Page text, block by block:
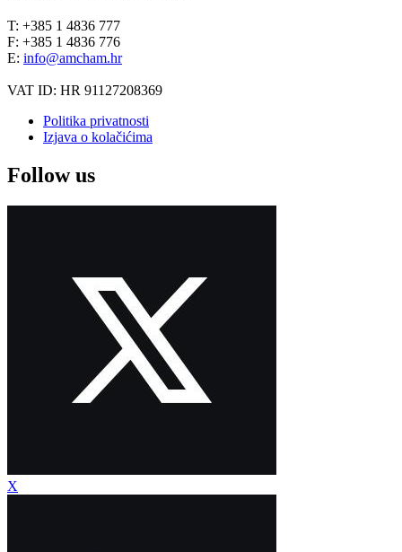
T: +385 1 4836 777
F: +385 1 4836 776
E: info@amcham.hr
VAT ID: HR 91127208369
Politika privatnosti
Izjava o kolačićima
Follow us
X